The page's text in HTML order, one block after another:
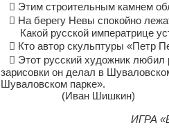
 Этим строительным камнем
 На берегу Невы спокойно
Какой русской императрице
 Кто автор скульптуры «Петр
 Этот русский художник любил
зарисовки он делал в
Шуваловском парке».
(Иван Шишкин)
ИГРА